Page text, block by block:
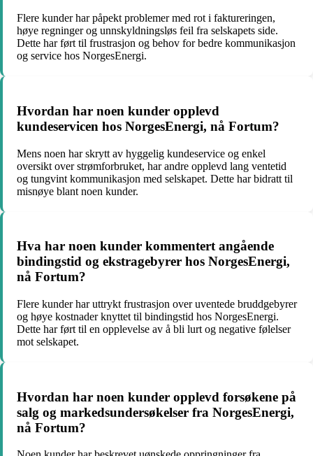
Flere kunder har påpekt problemer med rot i faktureringen,
høye regninger og unnskyldningsløs feil fra selskapets side.
Dette har ført til frustrasjon og behov for bedre kommunikasjon
og service hos NorgesEnergi.
Hvordan har noen kunder opplevd
kundeservicen hos NorgesEnergi, nå Fortum?
Mens noen har skrytt av hyggelig kundeservice og enkel
oversikt over strømforbruket, har andre opplevd lang ventetid
og tungvint kommunikasjon med selskapet. Dette har bidratt til
misnøye blant noen kunder.
Hva har noen kunder kommentert angående
bindingstid og ekstragebyrer hos NorgesEnergi,
nå Fortum?
Flere kunder har uttrykt frustrasjon over uventede bruddgebyrer
og høye kostnader knyttet til bindingstid hos NorgesEnergi.
Dette har ført til en opplevelse av å bli lurt og negative følelser
mot selskapet.
Hvordan har noen kunder opplevd forsøkene på
salg og markedsundersøkelser fra NorgesEnergi,
nå Fortum?